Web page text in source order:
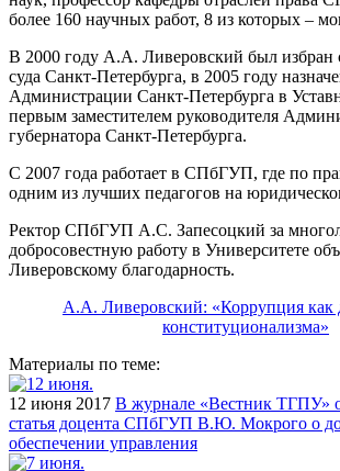
более 160 научных работ, 8 из которых –
В 2000 году А.А. Ливеровский был избран
суда Санкт-Петербурга, в 2005 году
Администрации Санкт-Петербурга в
первым заместителем руководителя
губернатора Санкт-Петербурга.
С 2007 года работает в СПбГУП, где по
одним из лучших педагогов на
Ректор СПбГУП А.С. Запесоцкий за
добросовестную работу в Университете
Ливеровскому благодарность.
А.А. Ливеровский: «Коррупция как
конституционализма»
Материалы по теме:
12 июня 2017 В журнале «Вестник ТГПУ»
статья доцента СПбГУП В.Ю. Мокрого о
обеспечении управления